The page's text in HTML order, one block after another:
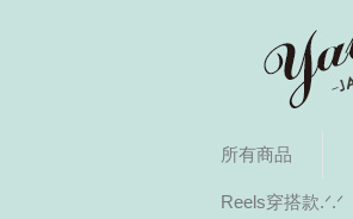
所有商品
Reels穿搭款.ᐟ.ᐟ